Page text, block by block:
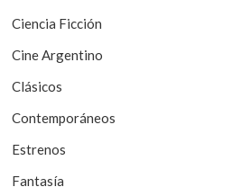
n
e
e
n
t
r
Ciencia Ficción
Cine Argentino
Clásicos
Contemporáneos
Estrenos
Fantasía